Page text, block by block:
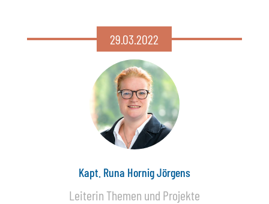
29.03.2022
Kapt. Runa Hornig Jörgens
Leiterin Themen und Projekte